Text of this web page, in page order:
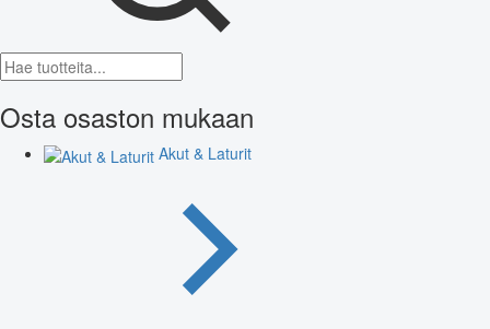
Osta osaston mukaan
Akut & Laturit